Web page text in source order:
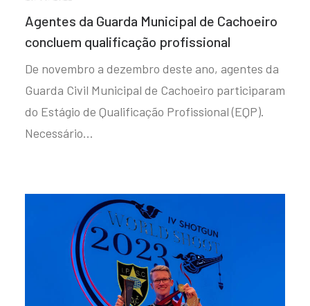
Agentes da Guarda Municipal de Cachoeiro
concluem qualificação profissional
De novembro a dezembro deste ano, agentes da
Guarda Civil Municipal de Cachoeiro participaram
do Estágio de Qualificação Profissional (EQP).
Necessário…